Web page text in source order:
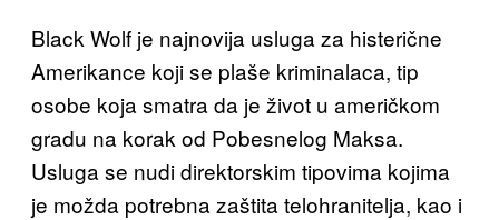
Black Wolf je najnovija usluga za histerične
Amerikance koji se plaše kriminalaca, tip
osobe koja smatra da je život u američkom
gradu na korak od Pobesnelog Maksa.
Usluga se nudi direktorskim tipovima kojima
je možda potrebna zaštita telohranitelja, kao i